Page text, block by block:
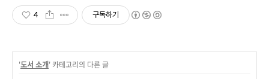
4 구독하기
'도서 소개' 카테고리의 다른 글